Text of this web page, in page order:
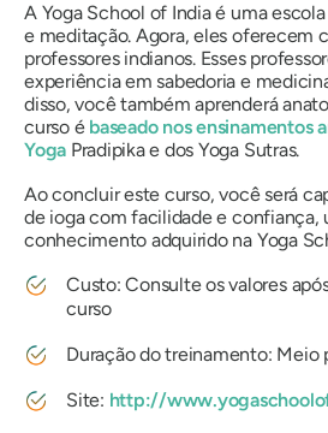
A Yoga School of India é uma
e meditação. Agora, eles oferecem
professores indianos. Esses
experiência em sabedoria e
disso, você também aprenderá
curso é baseado nos ensinamentos
Yoga Pradipika e dos Yoga Sutras.
Ao concluir este curso, você será
de ioga com facilidade e confiança,
conhecimento adquirido na Yoga
Custo: Consulte os valores
curso
Duração do treinamento: Meio
Site: http://